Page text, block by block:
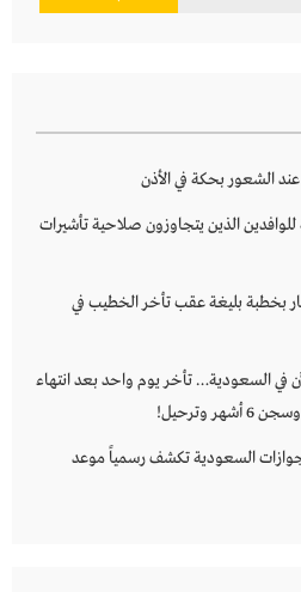
الشعور بحكة في الأذن
الذين يتجاوزون صلاحية تأشيرات
بخطبة بليغة عقب تأخر الخطيب في
في السعودية… تأخر يوم واحد بعد انتهاء
الجوازات السعودية تكشف رسمياً موعد